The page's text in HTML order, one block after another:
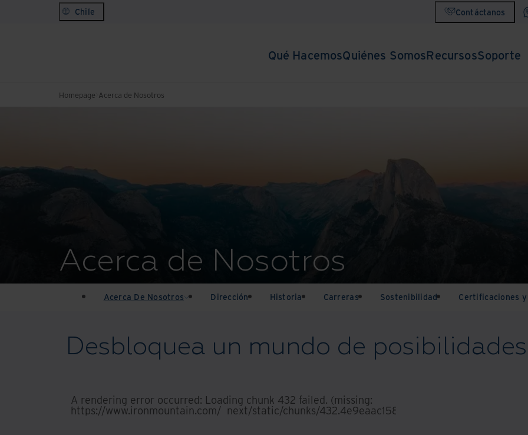
Chile Contáctanos
Qué HacemosQuiénes SomosRecursosSoporte
Homepage Acerca de Nosotros
Acerca de Nosotros
Acerca De Nosotros Dirección Historia Carreras Sostenibilidad Certificaciones
Desbloquea un mundo de
A rendering error occurred: Loading chunk 432 failed. (missing:
https://www.ironmountain.com/_next/static/chunks/432.4e9eaac15863df4d.js)